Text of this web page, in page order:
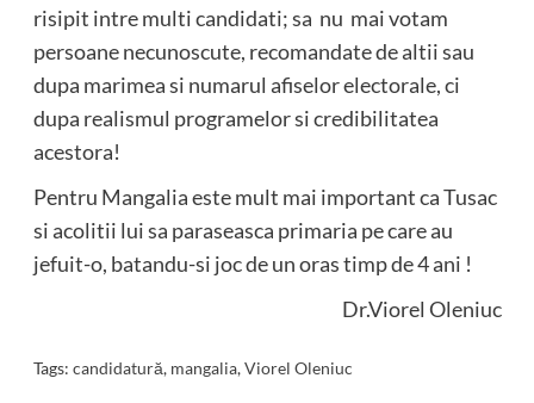
risipit intre multi candidati; sa nu mai votam
persoane necunoscute, recomandate de altii sau
dupa marimea si numarul afiselor electorale, ci
dupa realismul programelor si credibilitatea
acestora!
Pentru Mangalia este mult mai important ca Tusac
si acolitii lui sa paraseasca primaria pe care au
jefuit-o, batandu-si joc de un oras timp de 4 ani !
Dr.Viorel Oleniuc
Tags: candidatură, mangalia,Viorel Oleniuc